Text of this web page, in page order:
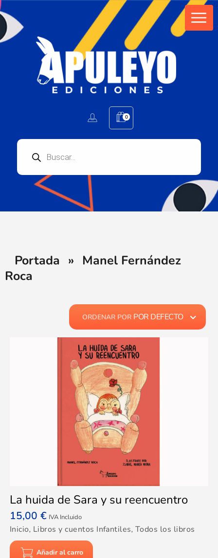
0
Portada » Manel Fernández
Roca
ORDENAR POR POR DEFECTO
La huida de Sara y su reencuentro
15,00 € IVA Incluido
Inicio, Libros y cuentos Infantiles, Todos los libros
Añadir al carro